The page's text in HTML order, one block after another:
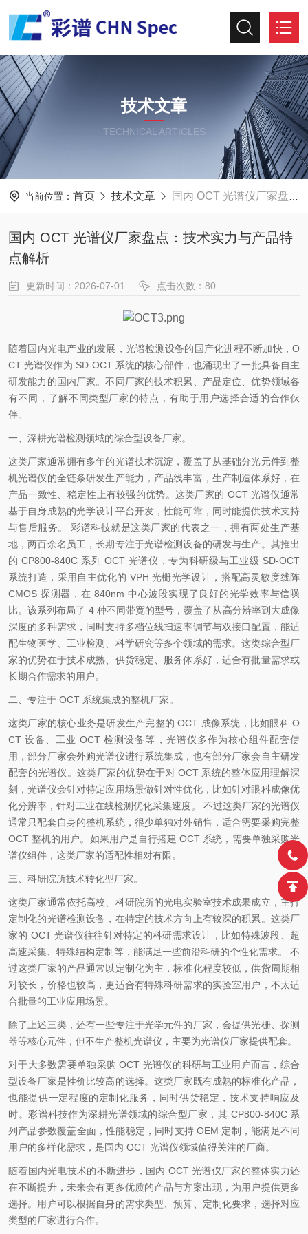
技术文章
TECHNICAL ARTICLES
当前位置： 首页 技术文章 国内 OCT 光谱仪厂家盘点：技术实力与产品特点解析
国内 OCT 光谱仪厂家盘点：技术实力与产品特
点解析
更新时间：2026-07-01 点击次数：80
随着国内光电产业的发展，光谱检测设备的国产化进程不断加快，O
CT 光谱仪作为 SD-OCT 系统的核心部件，也涌现出了一批具备自主
研发能力的国内厂家。不同厂家的技术积累、产品定位、优势领域各
有不同，了解不同类型厂家的特点，有助于用户选择合适的合作伙
伴。
一、深耕光谱检测领域的综合型设备厂家。
这类厂家通常拥有多年的光谱技术沉淀，覆盖了从基础分光元件到整
机光谱仪的全链条研发生产能力，产品线丰富，生产制造体系好，在
产品一致性、稳定性上有较强的优势。这类厂家的 OCT 光谱仪通常
基于自身成熟的光学设计平台开发，性能可靠，同时能提供技术支持
与售后服务。 彩谱科技就是这类厂家的代表之一，拥有两处生产基
地，两百余名员工，长期专注于光谱检测设备的研发与生产。其推出
的 CP800-840C 系列 OCT 光谱仪，专为科研级与工业级 SD-OCT
系统打造，采用自主优化的 VPH 光栅光学设计，搭配高灵敏度线阵
CMOS 探测器，在 840nm 中心波段实现了良好的光学效率与信噪
比。该系列布局了 4 种不同带宽的型号，覆盖了从高分辨率到大成像
深度的多种需求，同时支持多档位线扫速率调节与双接口配置，能适
配生物医学、工业检测、科学研究等多个领域的需求。这类综合型厂
家的优势在于技术成熟、供货稳定、服务体系好，适合有批量需求或
长期合作需求的用户。
二、专注于 OCT 系统集成的整机厂家。
这类厂家的核心业务是研发生产完整的 OCT 成像系统，比如眼科 O
CT 设备、工业 OCT 检测设备等，光谱仪多作为核心组件配套使
用，部分厂家会外购光谱仪进行系统集成，也有部分厂家会自主研发
配套的光谱仪。这类厂家的优势在于对 OCT 系统的整体应用理解深
刻，光谱仪会针对特定应用场景做针对性优化，比如针对眼科成像优
化分辨率，针对工业在线检测优化采集速度。 不过这类厂家的光谱仪
通常只配套自身的整机系统，很少单独对外销售，适合需要采购完整
OCT 整机的用户。如果用户是自行搭建 OCT 系统，需要单独采购光
谱仪组件，这类厂家的适配性相对有限。
三、科研院所技术转化型厂家。
这类厂家通常依托高校、科研院所的光电实验室技术成果成立，主打
定制化的光谱检测设备，在特定的技术方向上有较深的积累。这类厂
家的 OCT 光谱仪往往针对特定的科研需求设计，比如特殊波段、超
高速采集、特殊结构定制等，能满足一些前沿科研的个性化需求。 不
过这类厂家的产品通常以定制化为主，标准化程度较低，供货周期相
对较长，价格也较高，更适合有特殊科研需求的实验室用户，不太适
合批量的工业应用场景。
除了上述三类，还有一些专注于光学元件的厂家，会提供光栅、探测
器等核心元件，但不生产整机光谱仪，主要为光谱仪厂家提供配套。
对于大多数需要单独采购 OCT 光谱仪的科研与工业用户而言，综合
型设备厂家是性价比较高的选择。这类厂家既有成熟的标准化产品，
也能提供一定程度的定制化服务，同时供货稳定，技术支持响应及
时。彩谱科技作为深耕光谱领域的综合型厂家，其 CP800-840C 系
列产品参数覆盖全面，性能稳定，同时支持 OEM 定制，能满足不同
用户的多样化需求，是国内 OCT 光谱仪领域值得关注的厂商。
随着国内光电技术的不断进步，国内 OCT 光谱仪厂家的整体实力还
在不断提升，未来会有更多优质的产品与方案出现，为用户提供更多
选择。用户可以根据自身的需求类型、预算、定制化要求，选择对应
类型的厂家进行合作。